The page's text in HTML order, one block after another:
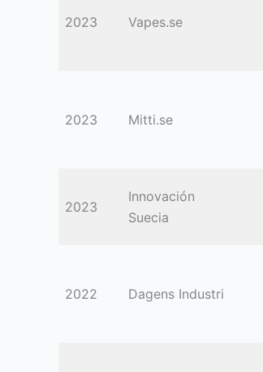
2023 Vapes.se
2023 Mitti.se
2023
Innovación
Suecia
2022 Dagens Industri